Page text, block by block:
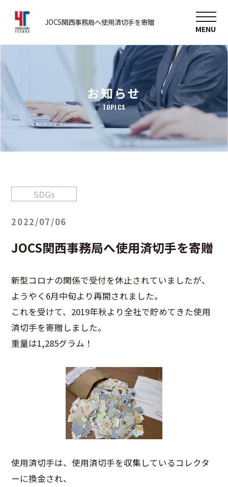
JOCS関西事務局へ使用済切手を寄贈
お知らせ
TOPICS
SDGs
2022/07/06
JOCS関西事務局へ使用済切手を寄贈
新型コロナの関係で受付を休止されていましたが、
ようやく6月中旬より再開されました。
これを受けて、2019年秋より全社で貯めてきた使用
済切手を寄贈しました。
重量は1,285グラム！
使用済切手は、使用済切手を収集しているコレクタ
ーに換金され、